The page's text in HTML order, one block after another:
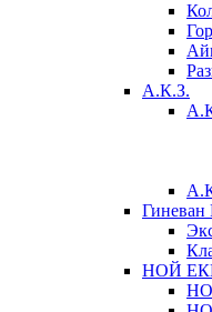
А.К.З.
Гиневан
НОЙ